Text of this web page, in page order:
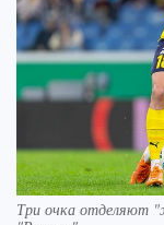
Три очка отделяют